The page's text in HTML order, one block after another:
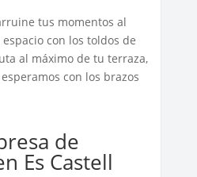
tus momentos al
con los toldos de
al máximo de tu terraza,
con los brazos
de
Es Castell